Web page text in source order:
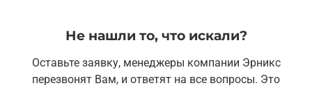
Не нашли то, что искали?
Оставьте заявку, менеджеры компании Эрникс
перезвонят Вам, и ответят на все вопросы. Это